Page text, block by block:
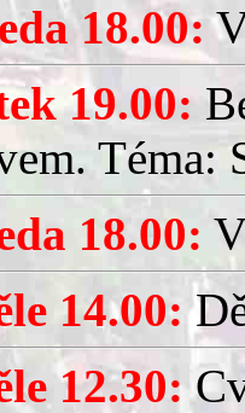
18.00:
19.00:
Téma:
18.00:
14.00:
12.30: